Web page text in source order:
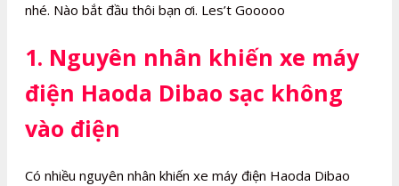
nhé. Nào bắt đầu thôi bạn ơi. Les’t Gooooo
1. Nguyên nhân khiến xe máy
điện Haoda Dibao sạc không
vào điện
Có nhiều nguyên nhân khiến xe máy điện Haoda Dibao